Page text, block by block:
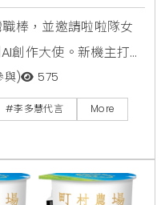
棒，並邀請啦啦隊女
創作大使。新機主打業
7月31日舉辦一鍵造夢
驗創作有機會獲得新
手機，上市後購
與) 575
#李多慧代言 More